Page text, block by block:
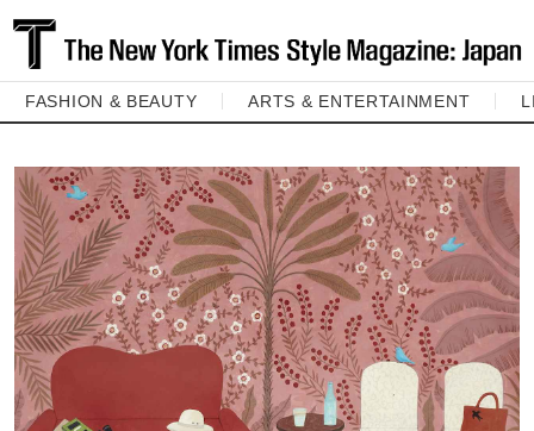
FASHION & BEAUTY ARTS & ENTERTAINMENT